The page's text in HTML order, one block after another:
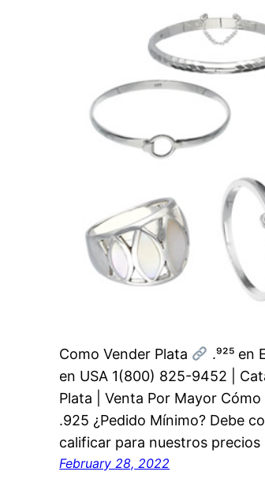
Como Vender Plata
.⁹²⁵
en USA 1(800) 825-9452 |
Plata | Venta Por Mayor
.925 ¿Pedido Mínimo? Debe
calificar para nuestros
February 28, 2022